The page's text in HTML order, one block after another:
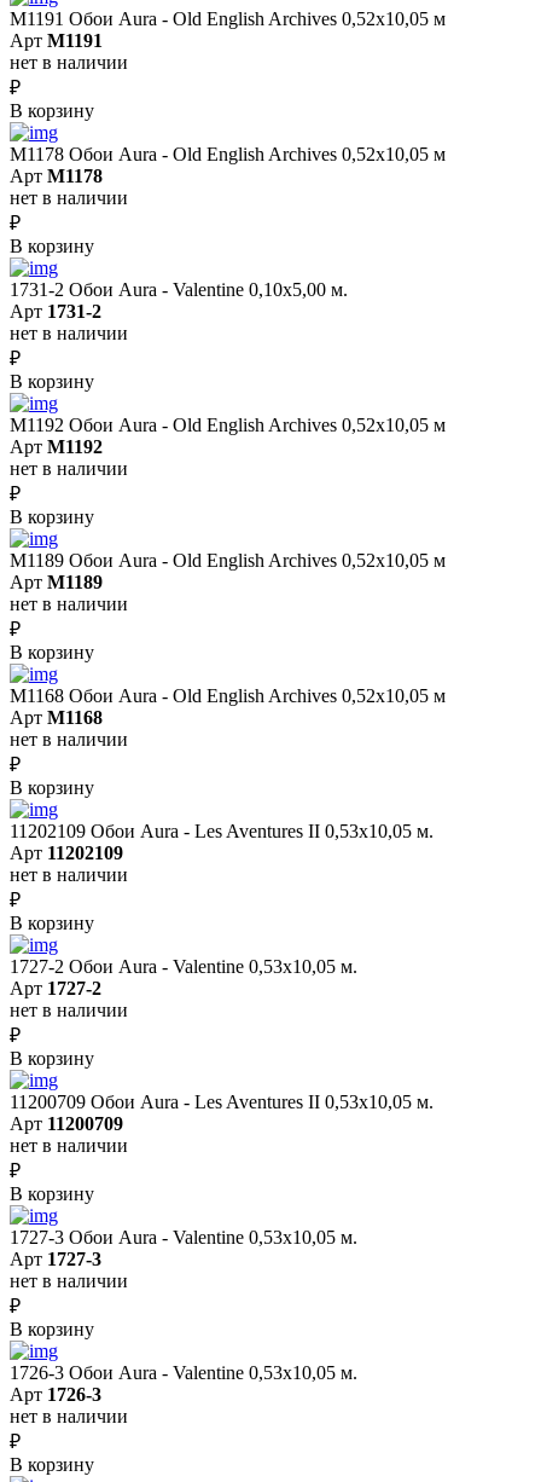
M1191 Обои Aura - Old English Archives 0,52x10,05 м
Арт M1191
нет в наличии
₽
В корзину
M1178 Обои Aura - Old English Archives 0,52x10,05 м
Арт M1178
нет в наличии
₽
В корзину
1731-2 Обои Aura - Valentine 0,10х5,00 м.
Арт 1731-2
нет в наличии
₽
В корзину
M1192 Обои Aura - Old English Archives 0,52x10,05 м
Арт M1192
нет в наличии
₽
В корзину
M1189 Обои Aura - Old English Archives 0,52x10,05 м
Арт M1189
нет в наличии
₽
В корзину
M1168 Обои Aura - Old English Archives 0,52x10,05 м
Арт M1168
нет в наличии
₽
В корзину
11202109 Обои Aura - Les Aventures II 0,53х10,05 м.
Арт 11202109
нет в наличии
₽
В корзину
1727-2 Обои Aura - Valentine 0,53х10,05 м.
Арт 1727-2
нет в наличии
₽
В корзину
11200709 Обои Aura - Les Aventures II 0,53х10,05 м.
Арт 11200709
нет в наличии
₽
В корзину
1727-3 Обои Aura - Valentine 0,53х10,05 м.
Арт 1727-3
нет в наличии
₽
В корзину
1726-3 Обои Aura - Valentine 0,53х10,05 м.
Арт 1726-3
нет в наличии
₽
В корзину